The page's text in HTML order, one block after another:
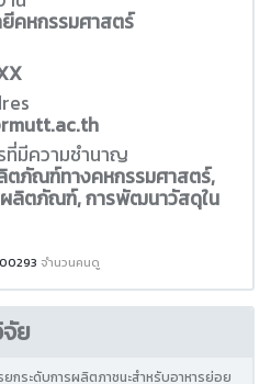
ยีคหกรรมศาสตร์
ที่มีความชำนาญ
ภัณฑ์ทางคหกรรมศาสตร์,
ลิตภัณฑ์, การพัฒนาวัสดุใน
00293 จำนวนคนดู
ย
ยกระดับการผลิตภาชนะสำหรับอาหารย่อย